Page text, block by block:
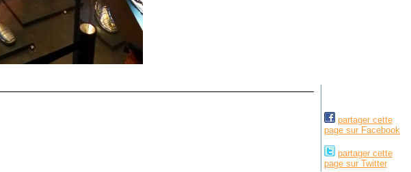
partager cette
page sur Facebook
partager cette
page sur Twitter